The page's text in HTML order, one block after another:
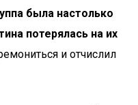
была настолько
потерялась на их
и отчислил